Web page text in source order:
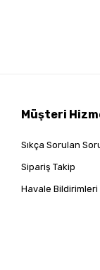
Müşteri
Sıkça Sorulan
Sipariş Takip
Havale Bildirimleri